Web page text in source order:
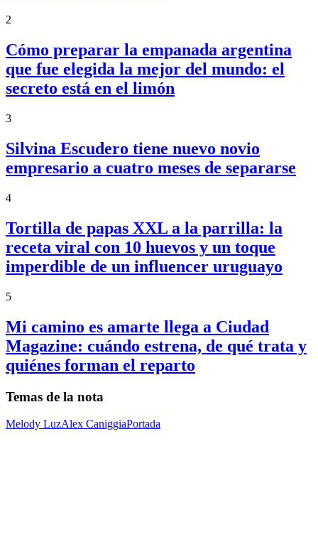
2
Cómo preparar la empanada argentina
que fue elegida la mejor del mundo: el
secreto está en el limón
3
Silvina Escudero tiene nuevo novio
empresario a cuatro meses de separarse
4
Tortilla de papas XXL a la parrilla: la
receta viral con 10 huevos y un toque
imperdible de un influencer uruguayo
5
Mi camino es amarte llega a Ciudad
Magazine: cuándo estrena, de qué trata y
quiénes forman el reparto
Temas de la nota
Melody LuzAlex CaniggiaPortada